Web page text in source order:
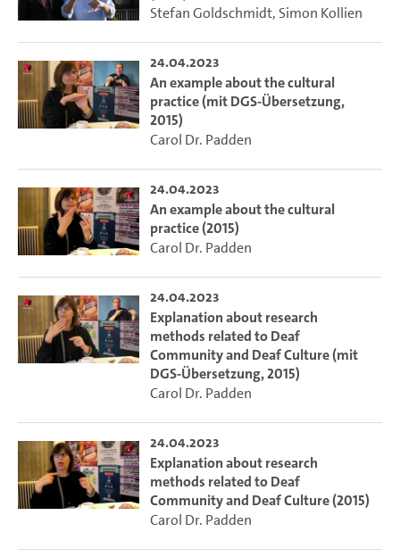
Stefan Goldschmidt, Simon Kollien
24.04.2023
An example about the cultural
practice (mit DGS-Übersetzung,
2015)
Carol Dr. Padden
24.04.2023
An example about the cultural
practice (2015)
Carol Dr. Padden
24.04.2023
Explanation about research
methods related to Deaf
Community and Deaf Culture (mit
DGS-Übersetzung, 2015)
Carol Dr. Padden
24.04.2023
Explanation about research
methods related to Deaf
Community and Deaf Culture (2015)
Carol Dr. Padden